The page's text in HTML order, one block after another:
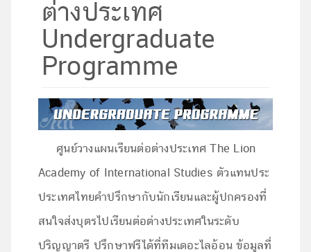
ต่างประเทศ
Undergraduate
Programme
ศูนย์วางแผนเรียนต่อต่างประเทศ The Lion
Academy of International Studies ตัวแทนประ
ประเทศไทยคำปรึกษากับนักเรียนและผู้ปกครองที่
สนใจส่งบุตรไปเรียนต่อต่างประเทศในระดับ
ปริญญาตรี ปรึกษาฟรีได้ที่ทีมเดอะไลอ้อน ข้อมูลที่